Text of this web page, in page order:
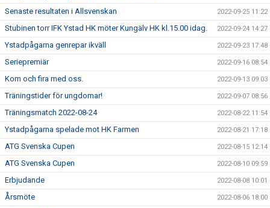
Senaste resultaten i Allsvenskan 2022-09-25 11:22
Stubinen torr IFK Ystad HK möter Kungälv HK kl.15.00 idag. 2022-09-24 14:27
Ystadpågarna genrepar ikväll 2022-09-23 17:48
Seriepremiär 2022-09-16 08:54
Kom och fira med oss. 2022-09-13 09:03
Träningstider för ungdomar! 2022-09-07 08:56
Träningsmatch 2022-08-24 2022-08-22 11:54
Ystadpågarna spelade mot HK Farmen 2022-08-21 17:18
ATG Svenska Cupen 2022-08-15 12:14
ATG Svenska Cupen 2022-08-10 09:59
Erbjudande 2022-08-08 10:01
Årsmöte 2022-08-06 18:00